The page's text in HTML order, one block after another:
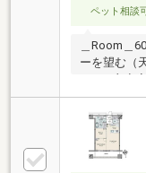
ペット相談
＿Room＿
ーを望む（
■LD・主寝
アコン＿
■世界貿易
構造タワ
フェラウン
クティブ